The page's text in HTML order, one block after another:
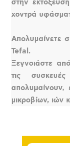
στην
χοντρά
Απολυμαίνετε
Tefal.
Ξεγνοιάστε
τις
απολυμαίνουν,
μικροβίων, ιών